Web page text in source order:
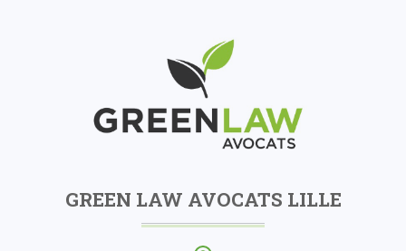
GREEN LAW AVOCATS LILLE